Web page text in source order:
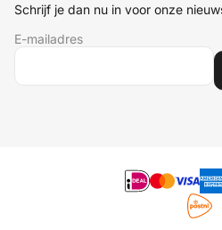
Schrijf je dan nu in voor onze
E-mailadres